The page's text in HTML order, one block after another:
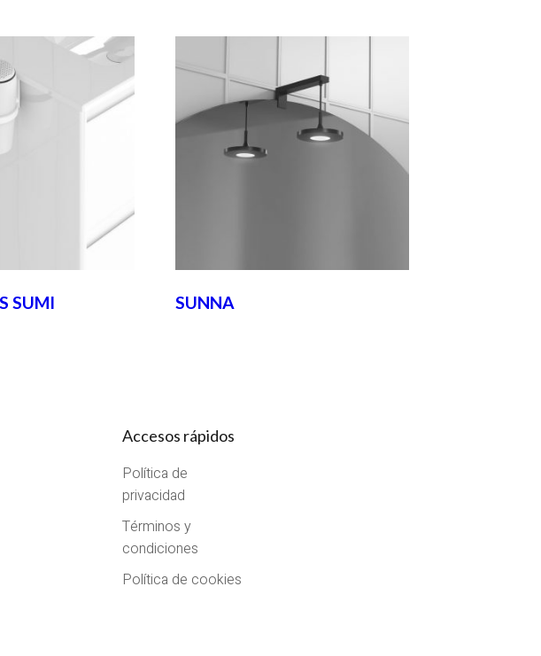
SUMI SUNNA
Accesos rápidos
Política de
privacidad
Términos y
condiciones
Política de cookies